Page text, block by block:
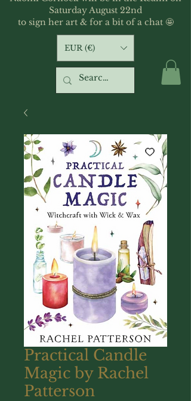
EUR (€)
Saturday August 22nd
to sign her art & for a bit of a chat 🤩
Practical Candle
Magic by Rachel
Patterson